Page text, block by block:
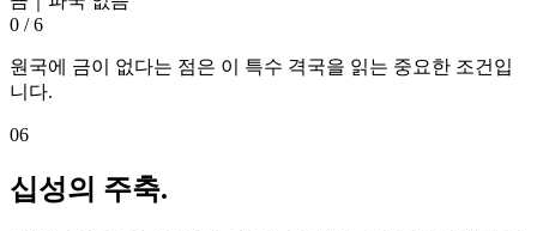
0 /6
원국에 금이 없다는 점은 이 특수 격국을 읽는 중요한 조건입
니다.
06
십성의 주축.